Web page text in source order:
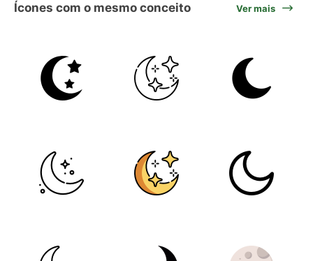
Ícones com o mesmo conceito Ver mais